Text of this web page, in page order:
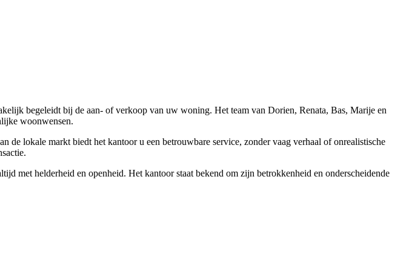
begeleidt bij de aan- of verkoop van uw woning. Het team van Dorien, Renata, Bas, Marije en
woonwensen.
lokale markt biedt het kantoor u een betrouwbare service, zonder vaag verhaal of onrealistische
met helderheid en openheid. Het kantoor staat bekend om zijn betrokkenheid en onderscheidende